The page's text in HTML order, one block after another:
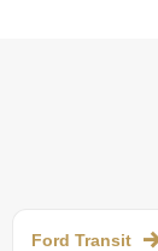
Ford Transit